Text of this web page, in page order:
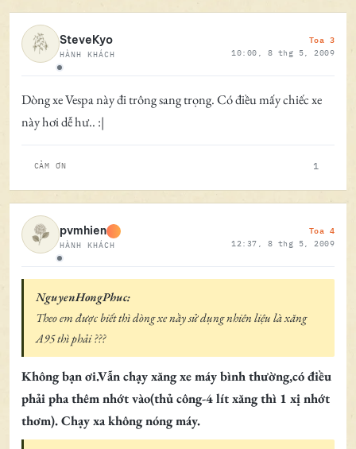
Ngoại tuyến
SteveKyo
HÀNH KHÁCH
Toa 3
10:00, 8 thg 5, 2009
Dòng xe Vespa này đi trông sang trọng. Có điều mấy chiếc xe
này hơi dễ hư.. :|
CẢM ƠN 1
Ngoại tuyến
pvmhien
HÀNH KHÁCH
Toa 4
12:37, 8 thg 5, 2009
NguyenHongPhuc:
Theo em được biết thì dòng xe nầy sử dụng nhiên liệu là xăng
A95 thì phải ???
Không bạn ơi.Vẫn chạy xăng xe máy bình thường,có điều
phải pha thêm nhớt vào(thủ công-4 lít xăng thì 1 xị nhớt
thơm). Chạy xa không nóng máy.